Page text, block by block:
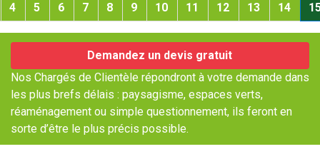
4 5 6 7 8 9 10 11 12 13 14
Demandez un devis gratuit
Nos Chargés de Clientèle répondront à votre demande dans
les plus brefs délais : paysagisme, espaces verts,
réaménagement ou simple questionnement, ils feront en
sorte d’être le plus précis possible.